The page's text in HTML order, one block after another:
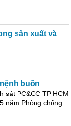
sản xuất và
buồn
sát PC&CC TP HCM
năm Phòng chống